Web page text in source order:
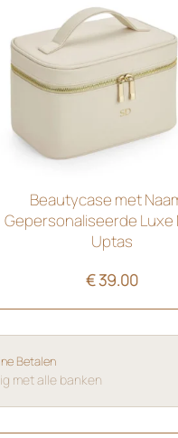
Beautycase met
Gepersonaliseerde Luxe
Uptas
€39.00
Betalen
met alle banken